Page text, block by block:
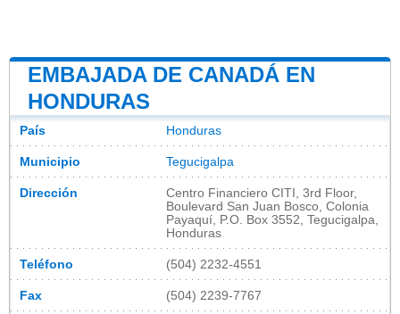
EMBAJADA DE CANADÁ EN
HONDURAS
País Honduras
Municipio Tegucigalpa
Dirección
Centro Financiero CITI, 3rd Floor,
Boulevard San Juan Bosco, Colonia
Payaquí, P.O. Box 3552, Tegucigalpa,
Honduras
Teléfono (504) 2232-4551
Fax (504) 2239-7767